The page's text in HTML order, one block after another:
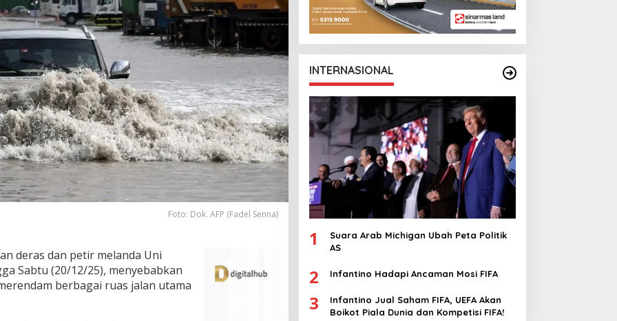
Foto: Dok. AFP (Fadel Senna)
deras dan petir melanda Uni
Sabtu (20/12/25), menyebabkan
berbagai ruas jalan utama
INTERNASIONAL
1
Suara Arab Michigan Ubah Peta Politik
AS
2 Infantino Hadapi Ancaman Mosi FIFA
3
Infantino Jual Saham FIFA, UEFA Akan
Boikot Piala Dunia dan Kompetisi FIFA!